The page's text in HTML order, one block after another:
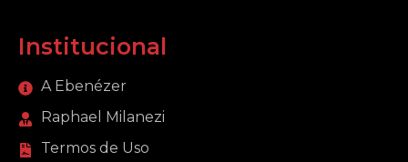
Institucional
A Ebenézer
Raphael Milanezi
Termos de Uso